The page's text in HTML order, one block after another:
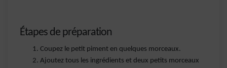
Étapes de préparation
Coupez le petit piment en quelques morceaux.
Ajoutez tous les ingrédients et deux petits morceaux